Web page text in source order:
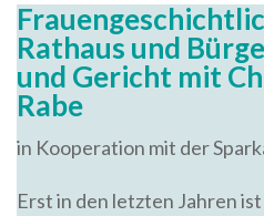
Rathaus und
und Gericht mit
Rabe
in Kooperation mit der
Erst in den letzten Jahren